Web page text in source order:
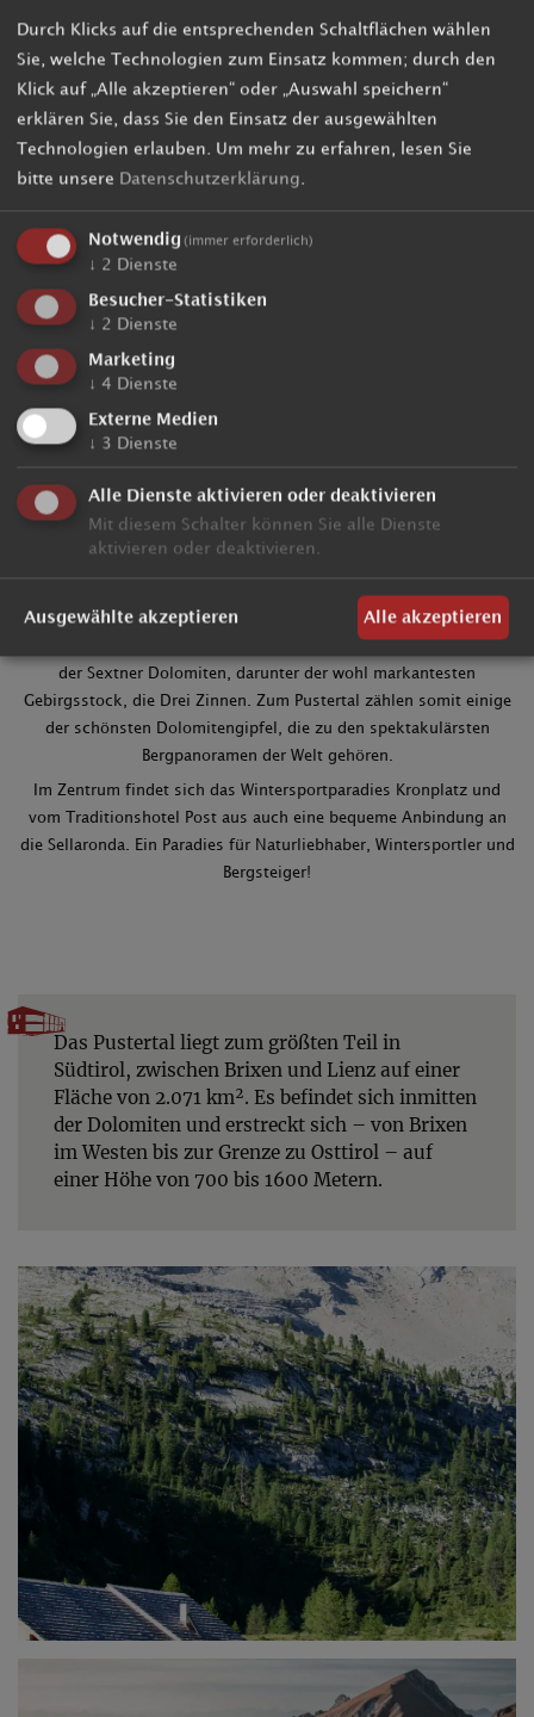
Das Pustertal in Südtirol
Das Hotel Post Tolderhof im Pustertal in Südtirol - Wälder,
östlichen Hälfte Südtirols, darum wird das Pustertal auch „das
grüne Tal“ genannt.
Erscheinungsbild des Unterpustertals. Das Hochpustertal ist
der Sextner Dolomiten, darunter der wohl markantesten
Gebirgsstock, die Drei Zinnen. Zum Pustertal zählen somit einige
der schönsten Dolomitengipfel, die zu den spektakulärsten
Bergpanoramen der Welt gehören.
Im Zentrum findet sich das Wintersportparadies Kronplatz und
vom Traditionshotel Post aus auch eine bequeme Anbindung an
die Sellaronda. Ein Paradies für Naturliebhaber, Wintersportler und
Bergsteiger!
Das Pustertal liegt zum größten Teil in
Südtirol, zwischen Brixen und Lienz auf einer
Fläche von 2.071 km². Es befindet sich inmitten
der Dolomiten und erstreckt sich – von Brixen
im Westen bis zur Grenze zu Osttirol – auf
einer Höhe von 700 bis 1600 Metern.
Durch Klicks auf die entsprechenden Schaltflächen wählen
Sie, welche Technologien zum Einsatz kommen; durch den
Klick auf „Alle akzeptieren“ oder „Auswahl speichern“
erklären Sie, dass Sie den Einsatz der ausgewählten
Technologien erlauben. Um mehr zu erfahren, lesen Sie
bitte unsere
Datenschutzerklärung.
Notwendig (immer erforderlich)
↓ 2 Dienste
Besucher-Statistiken
↓ 2 Dienste
Marketing
↓ 4 Dienste
Externe Medien
↓ 3 Dienste
Alle Dienste aktivieren oder deaktivieren
Mit diesem Schalter können Sie alle Dienste
aktivieren oder deaktivieren.
Ausgewählte akzeptieren Alle akzeptieren